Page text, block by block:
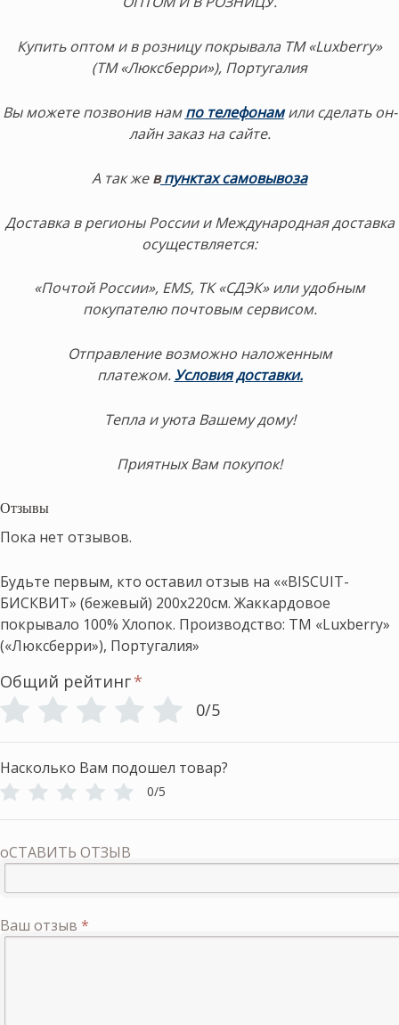
Купить оптом и в розницу покрывала ТМ «Luxberry»
(ТМ «Люксберри»), Португалия
Вы можете позвонив нампо телефонамили сделать он-
лайн заказ на сайте.
А так жевпунктах самовывоза
Доставка в регионы России и Международная доставка
осуществляется:
«Почтой России», EMS, ТК «СДЭК» или удобным
покупателю почтовым сервисом.
Отправление возможно наложенным
платежом.Условия доставки.
Тепла и уюта Вашему дому!
Приятных Вам покупок!
Отзывы
Пока нет отзывов.
Будьте первым, кто оставил отзыв на ««BISCUIT-
БИСКВИТ» (бежевый) 200х220см. Жаккардовое
покрывало 100% Хлопок. Производство: ТМ «Luxberry»
(«Люксберри»), Португалия»
Общий рейтинг*
0/5
Насколько Вам подошел товар?
0/5
оСТАВИТЬ ОТЗЫВ
Ваш отзыв *